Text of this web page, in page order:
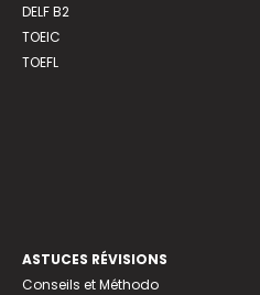
DELF B2
TOEIC
TOEFL
ASTUCES RÉVISIONS
Conseils et Méthodo